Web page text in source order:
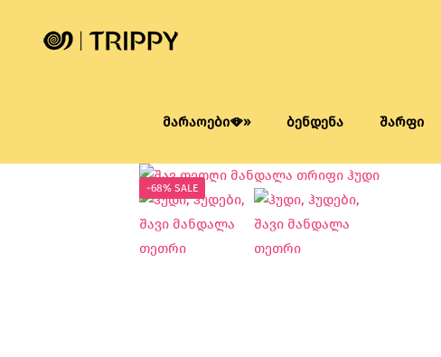
მარაოები🪭» ბენდენა შარფი
-68% SALE